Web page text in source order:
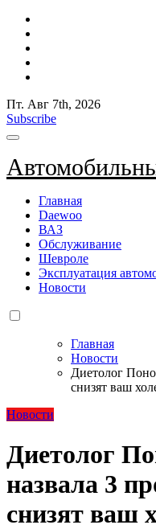
Пт. Авг 7th, 2026
Subscribe
Главная
Daewoo
ВАЗ
Обслуживание
Шевроле
Эксплуатация
Новости
Главная
Новости
Диетолог
снизят ваш
Новости
Диетолог
назвала 3
снизят ваш